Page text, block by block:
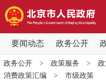
要闻动态 政务公开
要闻动态
党中央精神 国
政务公开> 政策服务 >
消费政策汇编 > 市级政策